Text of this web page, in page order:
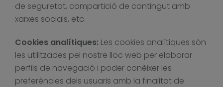
de seguretat, compartició de contingut amb
xarxes socials, etc.
Cookies analítiques: Les cookies analítiques són
les utilitzades pel nostre lloc web per elaborar
perfils de navegació i poder conèixer les
preferències dels usuaris amb la finalitat de